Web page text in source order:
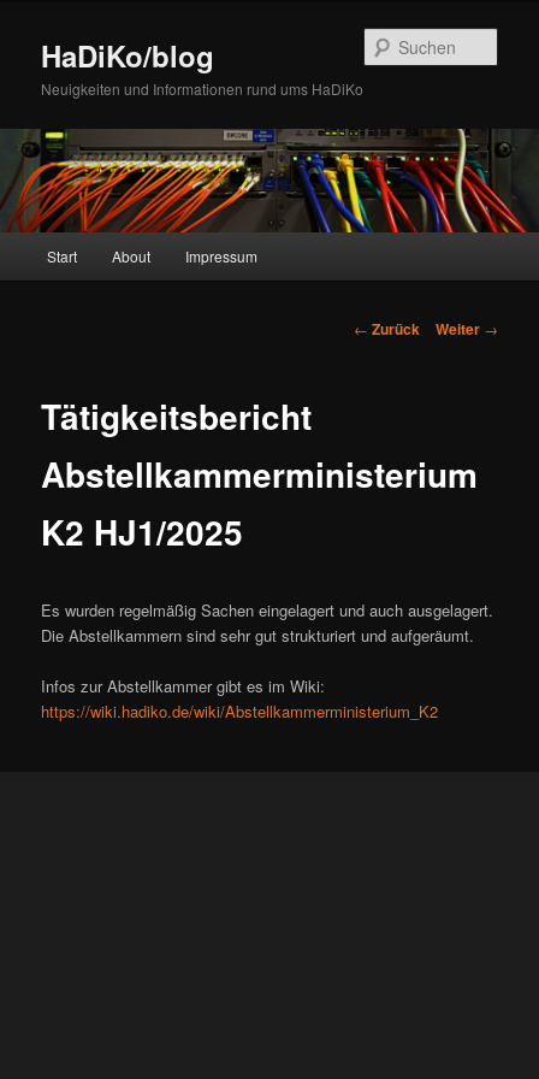
wechselnHaDiKo/blog
Neuigkeiten und Informationen rund ums HaDiKo
Start About Impressum
Beitrags-
← Zurück Weiter →
Tätigkeitsbericht
Abstellkammerministerium
K2 HJ1/2025
Es wurden regelmäßig Sachen eingelagert und auch ausgelagert.
Die Abstellkammern sind sehr gut strukturiert und aufgeräumt.
Infos zur Abstellkammer gibt es im Wiki:
https://wiki.hadiko.de/wiki/Abstellkammerministerium_K2